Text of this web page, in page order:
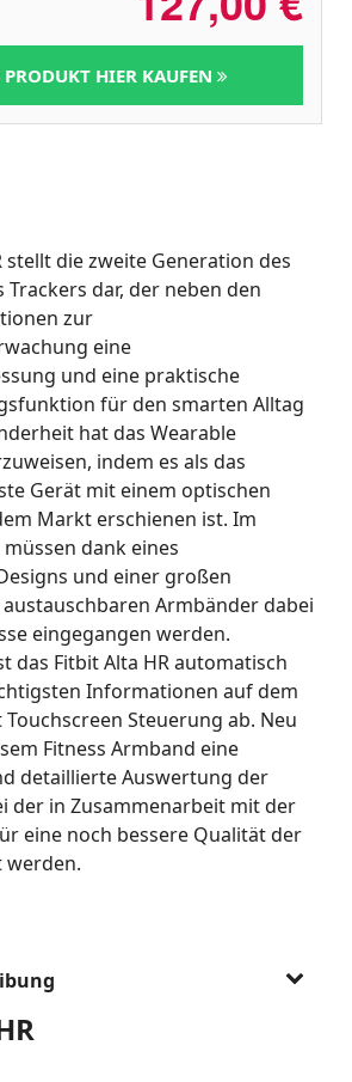
PRODUKT HIER KAUFEN
stellt die zweite Generation des
Trackers dar, der neben den
zur
eine
und eine praktische
für den smarten Alltag
hat das Wearable
indem es als das
Gerät mit einem optischen
Markt erschienen ist. Im
dank eines
und einer großen
Armbänder dabei
eingegangen werden.
das Fitbit Alta HR automatisch
Informationen auf dem
Touchscreen Steuerung ab. Neu
Fitness Armband eine
detaillierte Auswertung der
der in Zusammenarbeit mit der
eine noch bessere Qualität der
werden.